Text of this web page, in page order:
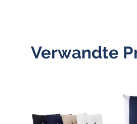
Verwandte